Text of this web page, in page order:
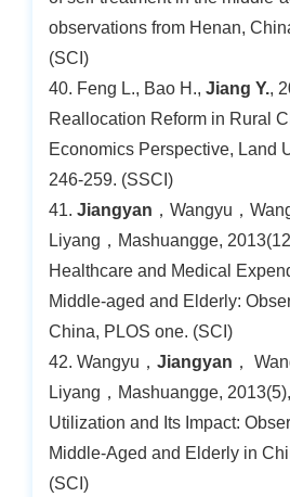
observations from Henan,
(SCI)
40. Feng L., Bao H., Jiang Y.,
Reallocation Reform in Rural
Economics Perspective, Land
246-259. (SSCI)
41. Jiangyan ，Wangyu，
Liyang，Mashuangge,
Healthcare and Medical
Middle-aged and Elderly:
China, PLOS one. (SCI)
42. Wangyu， Jiangyan ，
Liyang，Mashuangge,
Utilization and Its Impact:
Middle-Aged and Elderly in
(SCI)